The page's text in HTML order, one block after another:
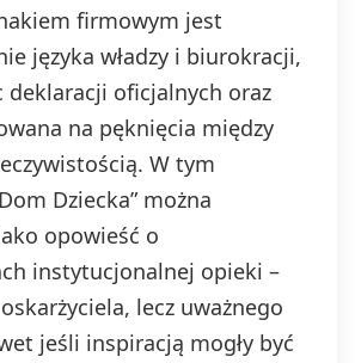
firmowym jest
języka władzy i biurokracji,
deklaracji oficjalnych oraz
na pęknięcia między
W tym
Dziecka” można
opowieść o
instytucjonalnej opieki –
lecz uważnego
jeśli inspiracją mogły być